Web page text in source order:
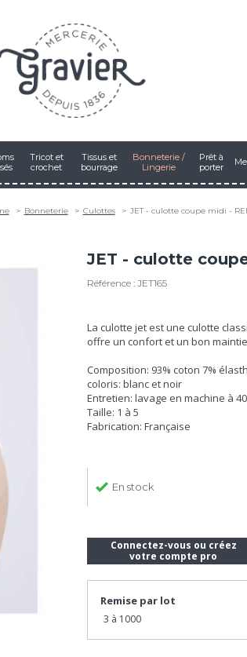
Tricot et
crochet
Tissus et
bourrage
Bonneterie /
Lingerie
Prêt à
porter
Bonneterie Culottes JET - culotte coupe midi -
JET - culotte
Référence : JET165
La culotte jet est une culotte
offre un confort et un bon
Composition: 93% coton 7%
coloris: blanc et noir
Entretien: lavage en machine à
Taille: 1 à 5
Fabrication: Française
En stock
Connectez-vous ou créez
votre compte pro
Remise par lot
3 à 1000